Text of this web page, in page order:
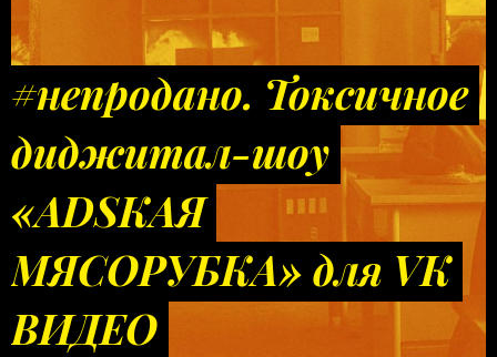
#непродано. Токсичное
диджитал-шоу
«ADSКАЯ
МЯСОРУБКА» для VK
ВИДЕО